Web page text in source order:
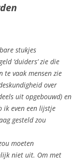
stukjes
‘duiders’ zie die
te vaak mensen zie
over
uit opgebouwd) en
ik even een lijstje
gesteld zou
moeten
niet uit. Om met